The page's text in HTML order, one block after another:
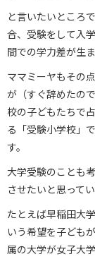
と言いたいところ
合、受験をして入
間での学力差が生
ママミーヤもその
が（すぐ辞めたの
校の子どもたちで
る「受験小学校」
す。
大学受験のことも
させたいと思って
たとえば早稲田大
いう希望を子ども
属の大学が女子大